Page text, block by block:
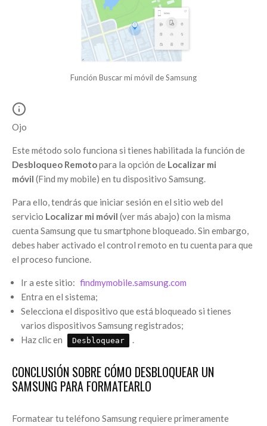
Función Buscar mi móvil de Samsung
Ojo
Este método solo funciona si tienes habilitada la función de
Desbloqueo Remotopara la opción de Localizar mi
móvil (Find my mobile) en tu dispositivo Samsung.
Para ello, tendrás que iniciar sesión en el sitio web del
servicio Localizar mi móvil (ver más abajo) con la misma
cuenta Samsung que tu smartphone bloqueado. Sin embargo,
debes haber activado el control remoto en tu cuenta para que
el proceso funcione.
Ir a este sitio: findmymobile.samsung.com
Entra en el sistema;
Selecciona el dispositivo que está bloqueado si tienes
varios dispositivos Samsung registrados;
Haz clic en
Desbloquear .
CONCLUSIÓN SOBRE CÓMO DESBLOQUEAR UN
SAMSUNG PARA FORMATEARLO
Formatear tu teléfono Samsung requiere primeramente